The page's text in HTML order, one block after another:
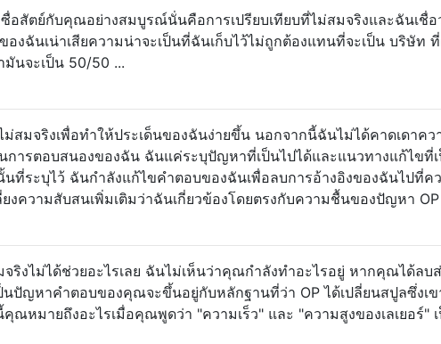
อสัตย์กับคุณอย่างสมบูรณ์นั่นคือการเปรียบเทียบที่ไม่สมจริงและฉันเชื่อ
องฉันเน่าเสียความน่าจะเป็นที่ฉันเก็บไว้ไม่ถูกต้องแทนที่จะเป็น บริษัท
นจะเป็น 50/50 ...
สมจริงเพื่อทำให้ประเด็นของฉันง่ายขึ้น นอกจากนี้ฉันไม่ได้คาดเดาคว
การตอบสนองของฉัน ฉันแค่ระบุปัญหาที่เป็นไปได้และแนวทางแก้ไขที่
ที่ระบุไว้ ฉันกำลังแก้ไขคำตอบของฉันเพื่อลบการอ้างอิงของฉันไปที่ค
งความสับสนเพิ่มเติมว่าฉันเกี่ยวข้องโดยตรงกับความชื้นของปัญหา OP
จริงไม่ได้ช่วยอะไรเลย ฉันไม่เห็นว่าคุณกำลังทำอะไรอยู่ หากคุณได้ลบ
ปัญหาคำตอบของคุณจะขึ้นอยู่กับหลักฐานที่ว่า OP ได้เปลี่ยนสปูลซึ่งเข
ณหมายถึงอะไรเมื่อคุณพูดว่า "ความเร็ว" และ "ความสูงของเลเยอร์"